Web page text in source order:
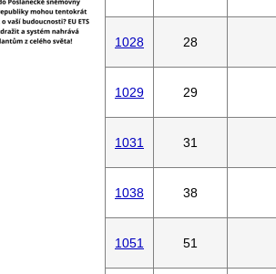
1028 28
1029 29
1031 31
1038 38
1051 51